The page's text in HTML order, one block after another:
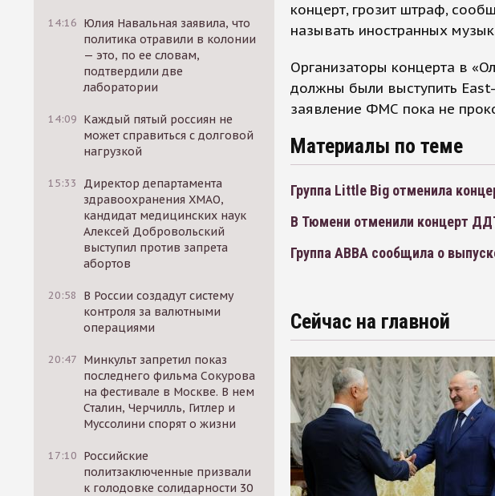
14:16 Юлия Навальная заявила, что
политика отравили в колонии
— это, по ее словам,
подтвердили две
лаборатории
14:09 Каждый пятый россиян не
может справиться с долговой
нагрузкой
15:33
Директор департамента
здравоохранения ХМАО,
кандидат медицинских наук
Алексей Добровольский
выступил против запрета
абортов
20:58
В России создадут систему
контроля за валютными
операциями
20:47 Минкульт запретил показ
последнего фильма Сокурова
на фестивале в Москве. В нем
Сталин, Черчилль, Гитлер и
Муссолини спорят о жизни
17:10 Российские
политзаключенные призвали
к голодовке солидарности 30
концерт, грозит штраф,
называть иностранных
Организаторы концерта в
должны были выступить
заявление ФМС пока не
Материалы по теме
Группа Little Big отменила
В Тюмени отменили концерт
Группа ABBA сообщила о
Сейчас на главной